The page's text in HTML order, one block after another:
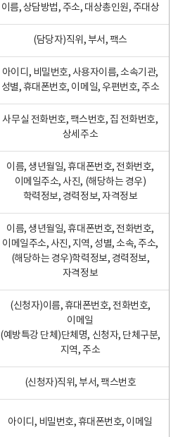
이름, 상담방법, 주소, 대상총인원, 주대상
(담당자)직위, 부서, 팩스
아이디, 비밀번호, 사용자이름, 소속기관,
성별, 휴대폰번호, 이메일, 우편번호, 주소
사무실 전화번호, 팩스번호, 집 전화번호,
상세주소
이름, 생년월일, 휴대폰번호, 전화번호,
이메일주소, 사진, (해당하는 경우)
학력정보, 경력정보, 자격정보
이름, 생년월일, 휴대폰번호, 전화번호,
이메일주소, 사진, 지역, 성별, 소속, 주소,
(해당하는 경우)학력정보, 경력정보,
자격정보
(신청자)이름, 휴대폰번호, 전화번호,
이메일
(예방특강 단체)단체명, 신청자, 단체구분,
지역, 주소
(신청자)직위, 부서, 팩스번호
아이디, 비밀번호, 휴대폰번호, 이메일